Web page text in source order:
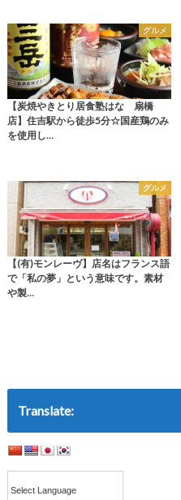
グルメ
【炭焼やきとり居食塾はな 扇橋
店】住吉駅から徒歩5分☆国産鶏のみ
を使用し…
グルメ
【(有)モンレーヴ】店名はフランス語
で「私の夢」という意味です。素材
や製…
Translate: